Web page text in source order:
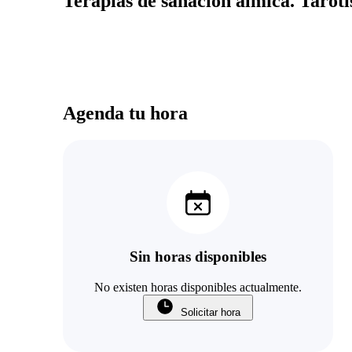
Agenda tu hora
Sin horas disponibles
No existen horas disponibles actualmente.
Solicitar hora